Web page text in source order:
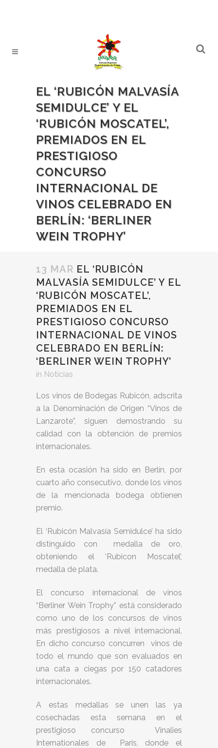
EL ‘RUBICÓN MALVASÍA
SEMIDULCE’ Y EL
‘RUBICÓN MOSCATEL’,
PREMIADOS EN EL
PRESTIGIOSO
CONCURSO
INTERNACIONAL DE
VINOS CELEBRADO EN
BERLÍN: ‘BERLINER
WEIN TROPHY’
13 MAR EL ‘RUBICÓN
MALVASÍA SEMIDULCE’ Y EL
‘RUBICÓN MOSCATEL’,
PREMIADOS EN EL
PRESTIGIOSO CONCURSO
INTERNACIONAL DE VINOS
CELEBRADO EN BERLÍN:
‘BERLINER WEIN TROPHY’
in Noticias
Los vinos de Bodegas Rubicón, adscrita
a la Denominación de Origen “Vinos de
Lanzarote”, siguen demostrando su
calidad con la obtención de premios
internacionales.
En esta ocasión ha sido en Berlín, por
cuarto año consecutivo, donde los vinos
de la mencionada bodega obtienen
premio.
El ‘Rubicón Malvasía Semidulce’ ha sido
distinguido con medalla de oro,
obteniendo el ‘Rubicon Moscatel’,
medalla de plata.
El concurso internacional de vinos
“Berliner Wein Trophy” está considerado
como uno de los concursos de vinos
más prestigiosos a nivel internacional.
En dicho concurso concurren vinos de
todo el mundo que son evaluados en
una cata a ciegas por 150 catadores
internacionales.
A estas medallas se unen las ya
cosechadas esta semana en el
prestigioso concurso Vinalies
Internationales de Paris, donde el